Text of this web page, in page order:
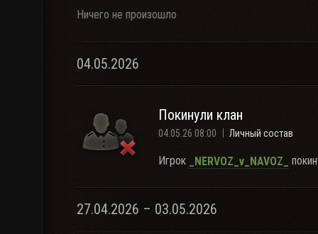
Ничего не произошло
04.05.2026
Покинули клан
04.05.26 08:00 Личный состав
Игрок _NERVOZ_v_NAVOZ_
27.04.2026 – 03.05.2026